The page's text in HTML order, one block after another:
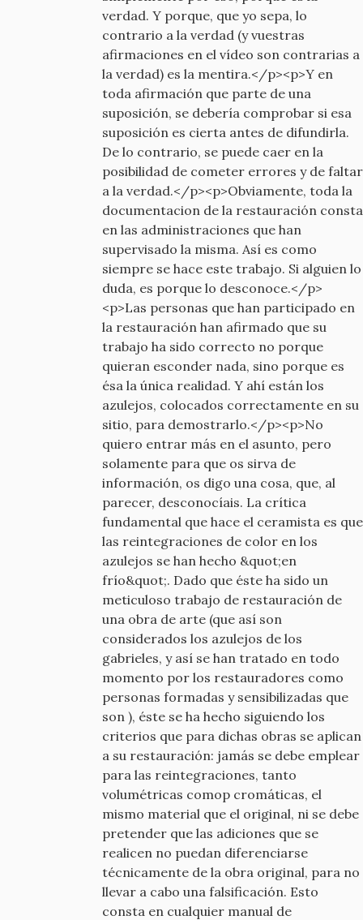
verdad. Y porque, que yo sepa, lo
contrario a la verdad (y vuestras
afirmaciones en el vídeo son contrarias a
la verdad) es la mentira.</p><p>Y en
toda afirmación que parte de una
suposición, se debería comprobar si esa
suposición es cierta antes de difundirla.
De lo contrario, se puede caer en la
posibilidad de cometer errores y de faltar
a la verdad.</p><p>Obviamente, toda la
documentacion de la restauración consta
en las administraciones que han
supervisado la misma. Así es como
siempre se hace este trabajo. Si alguien lo
duda, es porque lo desconoce.</p>
<p>Las personas que han participado en
la restauración han afirmado que su
trabajo ha sido correcto no porque
quieran esconder nada, sino porque es
ésa la única realidad. Y ahí están los
azulejos, colocados correctamente en su
sitio, para demostrarlo.</p><p>No
quiero entrar más en el asunto, pero
solamente para que os sirva de
información, os digo una cosa, que, al
parecer, desconocíais. La crítica
fundamental que hace el ceramista es que
las reintegraciones de color en los
azulejos se han hecho &quot;en
frío&quot;. Dado que éste ha sido un
meticuloso trabajo de restauración de
una obra de arte (que así son
considerados los azulejos de los
gabrieles, y así se han tratado en todo
momento por los restauradores como
personas formadas y sensibilizadas que
son ), éste se ha hecho siguiendo los
criterios que para dichas obras se aplican
a su restauración: jamás se debe emplear
para las reintegraciones, tanto
volumétricas comop cromáticas, el
mismo material que el original, ni se debe
pretender que las adiciones que se
realicen no puedan diferenciarse
técnicamente de la obra original, para no
llevar a cabo una falsificación. Esto
consta en cualquier manual de